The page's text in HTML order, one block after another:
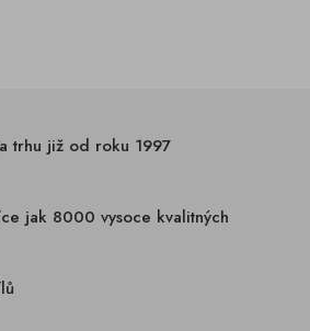
trhu již od roku 1997
jak 8000 vysoce kvalitných